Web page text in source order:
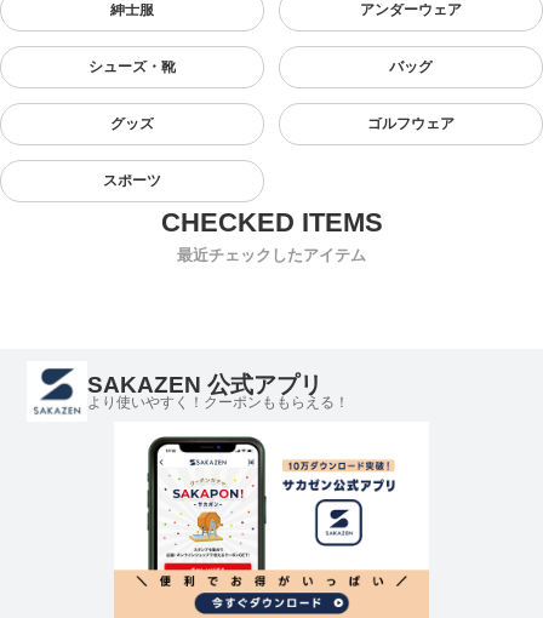
紳士服 アンダーウェア
シューズ・靴 バッグ
グッズ ゴルフウェア
スポーツ
最近チェックしたアイテム
SAKAZEN 公式アプリ
より使いやすく！クーポンももらえる！